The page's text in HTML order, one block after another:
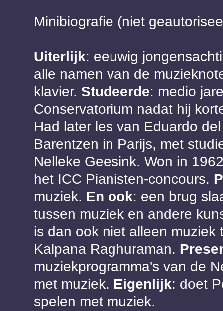
Minibiografie (niet
Uiterlijk: eeuwig
alle namen van de
klavier. Studeerde: medio
Conservatorium nadat hij
Had later les van Eduardo
Barentzen in Parijs, met
Nelleke Geesink. Won in
het ICC Pianisten-concours.
muziek. En ook: een brug
tussen muziek en andere
is dan ook niet alleen
Kalpana Raghuraman.
muziekprogramma's van de
met muziek. Eigenlijk: doet
spelen met muziek.